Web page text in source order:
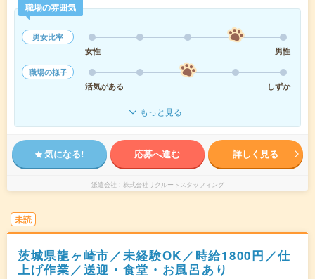
職場の雰囲気
男女比率
女性
男性
職場の様子
活気がある
しずか
もっと見る
気になる! 応募へ進む 詳しく見る
派遣会社 株式会社リクルートスタッフィング
未読
茨城県龍ヶ崎市／未経験OK／時給1800円／仕
上げ作業／送迎・食堂・お風呂あり